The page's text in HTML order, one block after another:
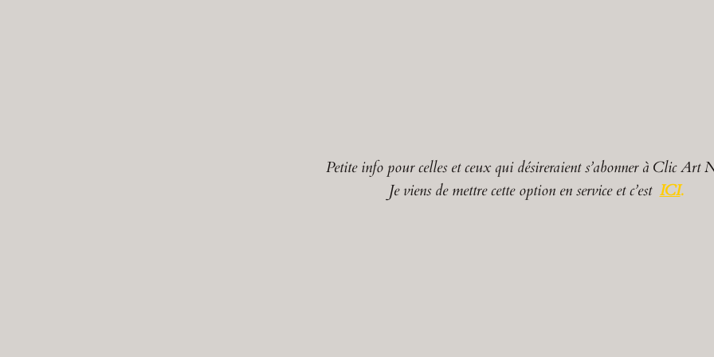
Petite info pour celles et ceux qui désireraient s’abonner à Clic Art
Je viens de mettre cette option en service et c’estICI.